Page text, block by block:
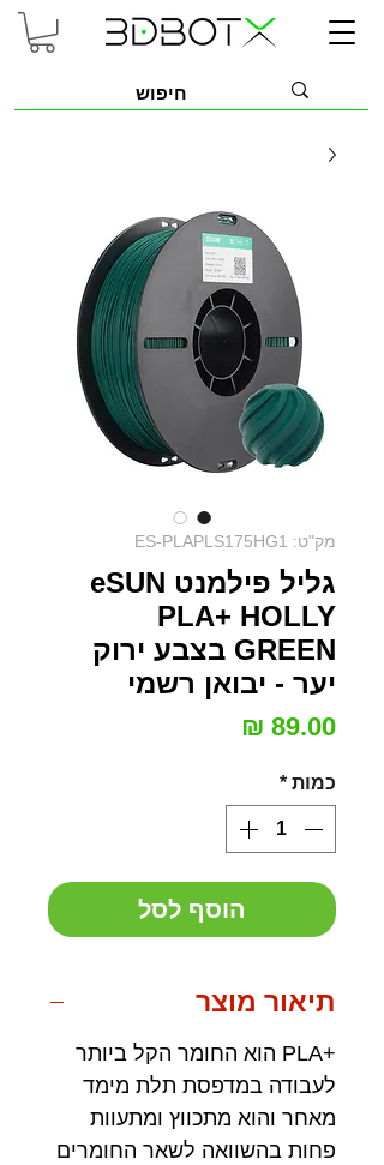
מק"ט: ES-PLAPLS175HG1
גליל פילמנט eSUN
PLA+ HOLLY
GREEN בצבע ירוק
יער - יבואן רשמי
כמות *
הוסף לסל
תיאור מוצר
+PLA הוא החומר הקל ביותר
לעבודה במדפסת תלת מימד
מאחר והוא מתכווץ ומתעוות
פחות בהשוואה לשאר החומרים